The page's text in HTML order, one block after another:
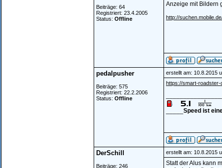
Beiträge: 64
Registriert: 23.4.2005
Status: Offline
Anzeige mit Bildern
http://
pedalpusher
Beiträge: 575
Registriert: 22.2.2006
Status: Offline
erstellt am: 10.8.2015
https://smart-roadster-
Speed ist
DerSchill
Beiträge: 246
erstellt am: 10.8.2015
Statt der Alus kann